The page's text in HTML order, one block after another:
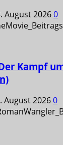
August 20260
Kampf
August 20260